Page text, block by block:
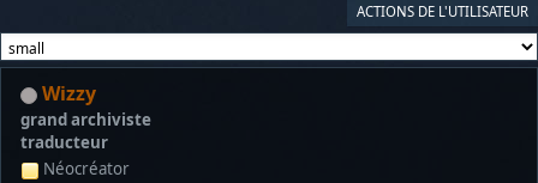
ACTIONS DE L'UTILISATEUR
Wizzy
grand archiviste
traducteur
Néocréator